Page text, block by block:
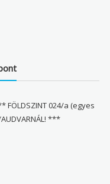
FÖLDSZINT 024/a (egyes
***